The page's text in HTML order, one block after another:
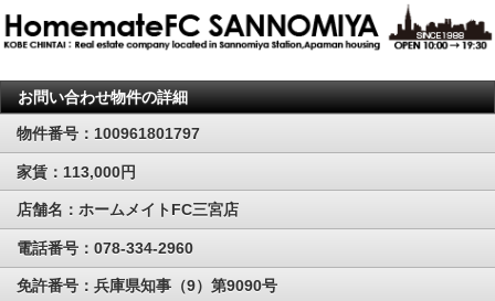
お問い合わせ物件の詳細
物件番号：100961801797
家賃：113,000円
店舗名：ホームメイトFC三宮店
電話番号：078-334-2960
免許番号：兵庫県知事（9）第9090号